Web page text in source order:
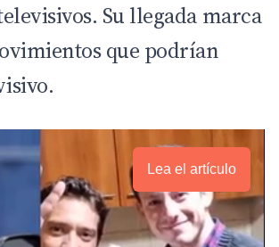
Su llegada marca
que podrían
Lea el artículo